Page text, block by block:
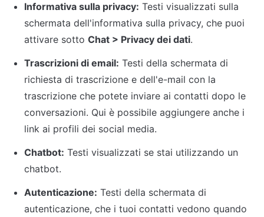
Informativa sulla privacy: Testi visualizzati sulla
schermata dell'informativa sulla privacy, che puoi
attivare sotto Chat > Privacy dei dati.
Trascrizioni di email: Testi della schermata di
richiesta di trascrizione e dell'e-mail con la
trascrizione che potete inviare ai contatti dopo le
conversazioni. Qui è possibile aggiungere anche i
link ai profili dei social media.
Chatbot: Testi visualizzati se stai utilizzando un
chatbot.
Autenticazione: Testi della schermata di
autenticazione, che i tuoi contatti vedono quando